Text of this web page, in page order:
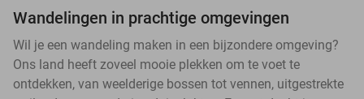
Wandelingen in prachtige omgevingen
Wil je een wandeling maken in een bijzondere omgeving?
Ons land heeft zoveel mooie plekken om te voet te
ontdekken, van weelderige bossen tot vennen, uitgestrekte